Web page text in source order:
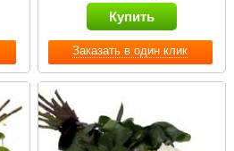
Заказать в один клик
Купить